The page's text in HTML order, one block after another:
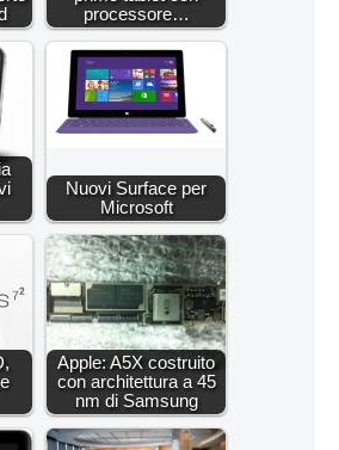
processore…
Nuovi Surface per
Microsoft
Apple: A5X costruito
con architettura a 45
nm di Samsung